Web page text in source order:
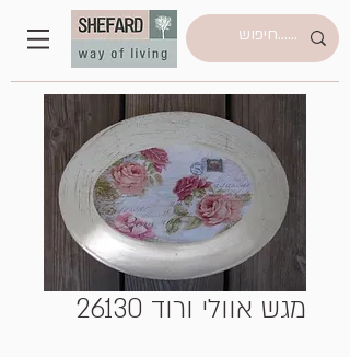
מגש אוולי ורוד 26130